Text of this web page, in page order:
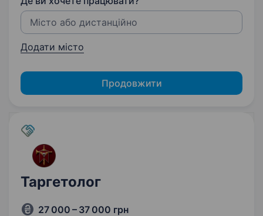
Додати місто
Продовжити
Таргетолог
27 000 – 37 000 грн